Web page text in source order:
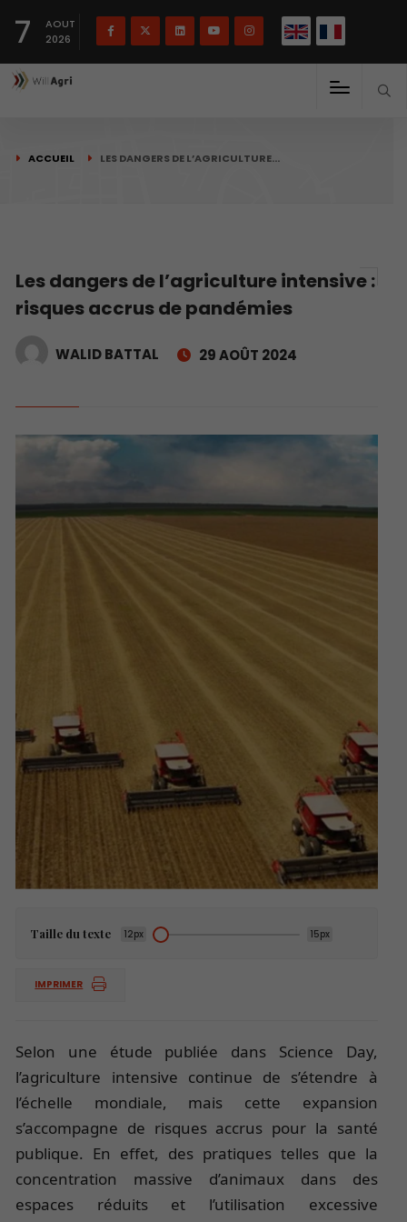
7
AOUT
2026
ACCUEIL LES DANGERS DE L’AGRICULTURE…
Les dangers de l’agriculture intensive :
risques accrus de pandémies
WALID BATTAL 29 AOÛT 2024
Taille du texte 12px 15px
IMPRIMER
Selon une étude publiée dans Science Day,
l’agriculture intensive continue de s’étendre à
l’échelle mondiale, mais cette expansion
s’accompagne de risques accrus pour la santé
publique. En effet, des pratiques telles que la
concentration massive d’animaux dans des
espaces réduits et l’utilisation excessive
Français English(English)